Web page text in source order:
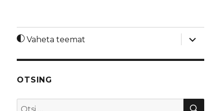
Vaheta teemat
laienda
OTSING
Otsi: